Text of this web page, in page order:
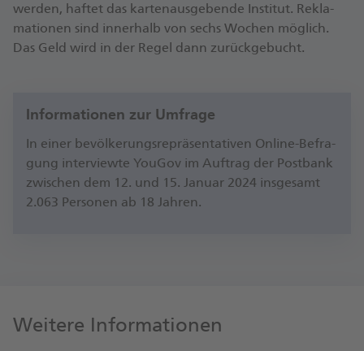
wer­den, haf­tet das kar­ten­aus­ge­ben­de In­sti­tut. Re­kla­
ma­tio­nen sind in­ner­halb von sechs Wo­chen mög­lich.
Das Geld wird in der Re­gel dann zu­rück­ge­bucht.
Informationen zur Umfrage
In ei­ner be­völ­ke­rungs­re­prä­sen­ta­ti­ven On­line-Be­fra­
gung in­ter­view­te You­Gov im Auf­trag der Post­bank
zwi­schen dem 12. und 15. Ja­nu­ar 2024 ins­ge­samt
2.063 Per­so­nen ab 18 Jah­ren.
Weitere Informationen